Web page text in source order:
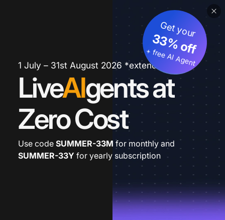
1 July – 31st August 2026 *extended
LiveAIgents at
Zero Cost
Get your
33% off
+ free AI Agent
Use code SUMMER-33M for monthly and
SUMMER-33Y for yearly subscription